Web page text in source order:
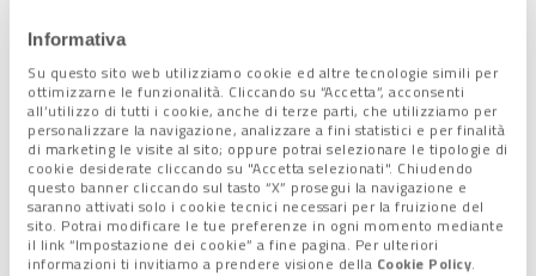
Informativa
Su questo sito web utilizziamo cookie ed altre tecnologie simili per
ottimizzarne le funzionalità. Cliccando su “Accetta”, acconsenti
all’utilizzo di tutti i cookie, anche di terze parti, che utilizziamo per
personalizzare la navigazione, analizzare a fini statistici e per finalità
di marketing le visite al sito; oppure potrai selezionare le tipologie di
cookie desiderate cliccando su "Accetta selezionati". Chiudendo
questo banner cliccando sul tasto “X” prosegui la navigazione e
saranno attivati solo i cookie tecnici necessari per la fruizione del
sito. Potrai modificare le tue preferenze in ogni momento mediante
il link “Impostazione dei cookie” a fine pagina. Per ulteriori
informazioni ti invitiamo a prendere visione della Cookie Policy.
I contenuti delle altre
interrogazioni
Da riflessioni simili parte l’interrogazione sulle prospettive di
politica economica dell’ultimo periodo della legislatura,
chiedendo un’anticipazione sulle “3 principali misure
economiche” in vista per il prossimo anno e di fare ilpunto
sulle risorse del Pnrreffettivamente spese. Muovendo dalle